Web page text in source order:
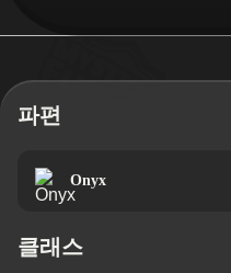
파편
Onyx
클래스